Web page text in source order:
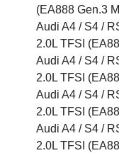
(EA888 Gen.3
Audi A4 / S4 /
2.0L TFSI
Audi A4 / S4 /
2.0L TFSI
Audi A4 / S4 /
2.0L TFSI
Audi A4 / S4 /
2.0L TFSI